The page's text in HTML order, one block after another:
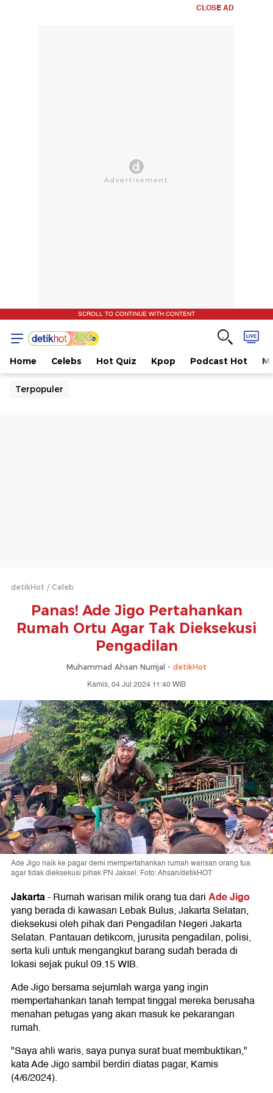
CLOSE AD
SCROLL TO CONTINUE WITH CONTENT
Home Celebs Hot Quiz Kpop Podcast Hot
Terpopuler
detikHot Celeb
Panas! Ade Jigo Pertahankan
Rumah Ortu Agar Tak Dieksekusi
Pengadilan
Muhammad Ahsan Nurrijal - detikHot
Kamis, 04 Jul 2024 11:40 WIB
Ade Jigo naik ke pagar demi mempertahankan rumah warisan orang tua
agar tidak dieksekusi pihak PN Jaksel. Foto: Ahsan/detikHOT
Jakarta-Rumah warisan milik orang tua dariAde Jigo
yang berada di kawasan Lebak Bulus, Jakarta Selatan,
dieksekusi oleh pihak dari Pengadilan Negeri Jakarta
Selatan. Pantauan detikcom, jurusita pengadilan, polisi,
serta kuli untuk mengangkut barang sudah berada di
lokasi sejak pukul 09.15 WIB.
Ade Jigo bersama sejumlah warga yang ingin
mempertahankan tanah tempat tinggal mereka berusaha
menahan petugas yang akan masuk ke pekarangan
rumah.
"Saya ahli waris, saya punya surat buat membuktikan,"
kata Ade Jigo sambil berdiri diatas pagar, Kamis
(4/6/2024).